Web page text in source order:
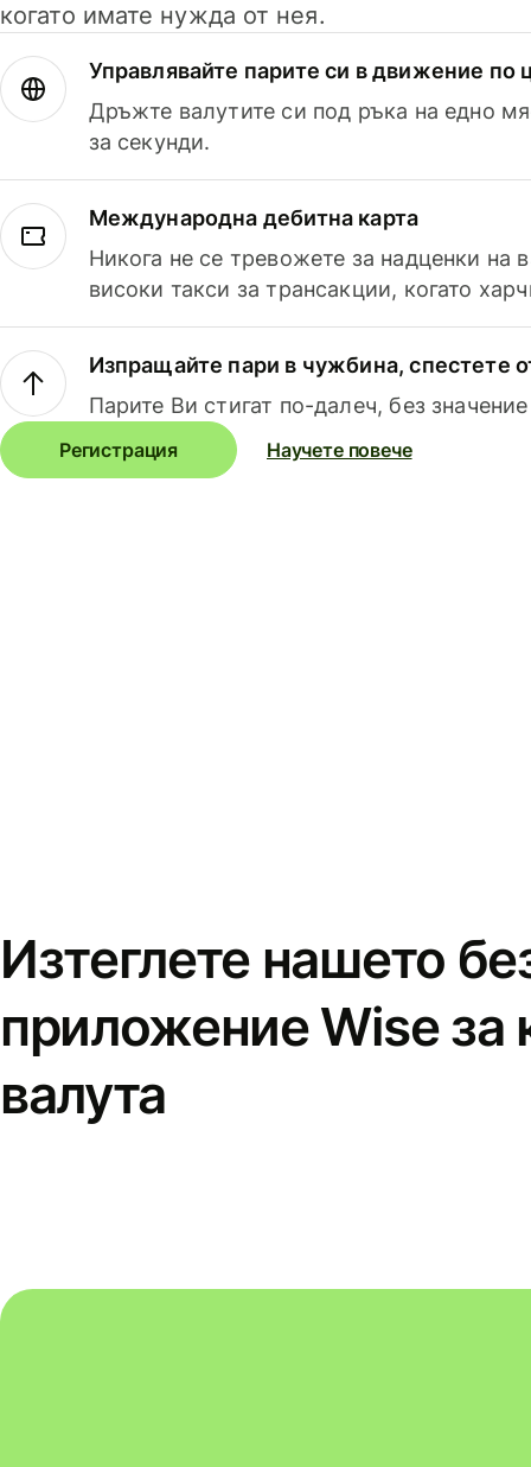
когато имате нужда от нея.
Управлявайте парите си в движение по
Дръжте валутите си под ръка на едно
за секунди.
Международна дебитна карта
Никога не се тревожете за надценки на
високи такси за трансакции, когато
Изпращайте пари в чужбина, спестете
Парите Ви стигат по-далеч, без
Регистрация Научете повече
Изтеглете нашето
приложение Wise за
валута